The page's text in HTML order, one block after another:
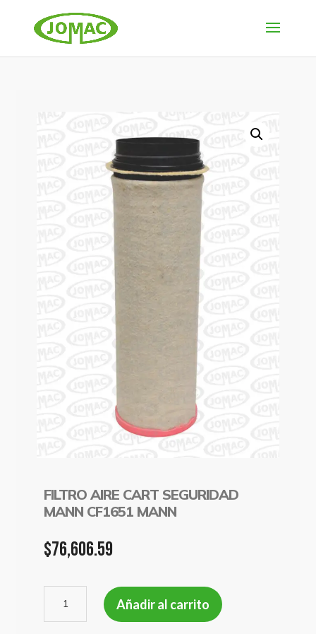
FILTRO AIRE CART SEGURIDAD
MANN CF1651 MANN
$76,606.59
AIRE
CART
Añadir al carrito